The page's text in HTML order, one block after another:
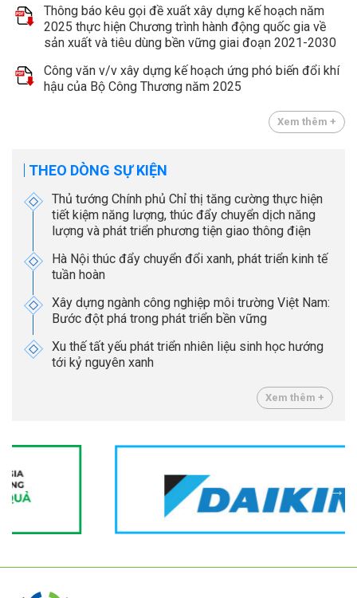
Thông báo kêu gọi đề xuất xây dựng kế hoạch năm
2025 thực hiện Chương trình hành động quốc gia về
sản xuất và tiêu dùng bền vững giai đoạn 2021-2030
Công văn v/v xây dựng kế hoạch ứng phó biến đổi khí
hậu của Bộ Công Thương năm 2025
Xem thêm +
THEO DÒNG SỰ KIỆN
Thủ tướng Chính phủ Chỉ thị tăng cường thực hiện
tiết kiệm năng lượng, thúc đẩy chuyển dịch năng
lượng và phát triển phương tiện giao thông điện
Hà Nội thúc đẩy chuyển đổi xanh, phát triển kinh tế
tuần hoàn
Xây dựng ngành công nghiệp môi trường Việt Nam:
Bước đột phá trong phát triển bền vững
Xu thế tất yếu phát triển nhiên liệu sinh học hướng
tới kỷ nguyên xanh
Xem thêm +